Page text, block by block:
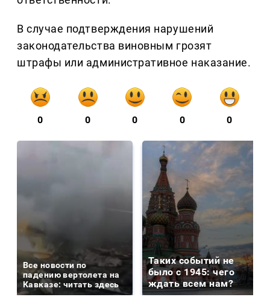
В случае подтверждения нарушений
законодательства виновным грозят
штрафы или административное наказание.
0 0 0 0 0
Все новости по
падению вертолета на
Кавказе: читать здесь
Таких событий не
было с 1945: чего
ждать всем нам?